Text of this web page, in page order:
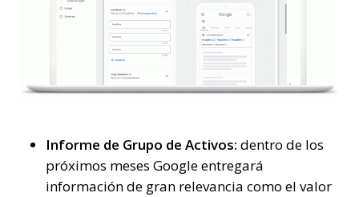
Informe de Grupo de Activos: dentro de los
próximos meses Google entregará
información de gran relevancia como el valor